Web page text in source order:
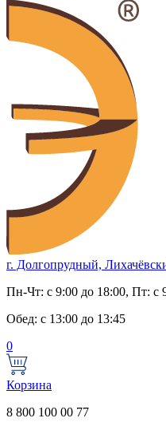
г. Долгопрудный,
Пн-Чт: с 9:00 до 18:00, Пт: с
Обед: с 13:00 до 13:45
0
Корзина
8 800 100 00 77